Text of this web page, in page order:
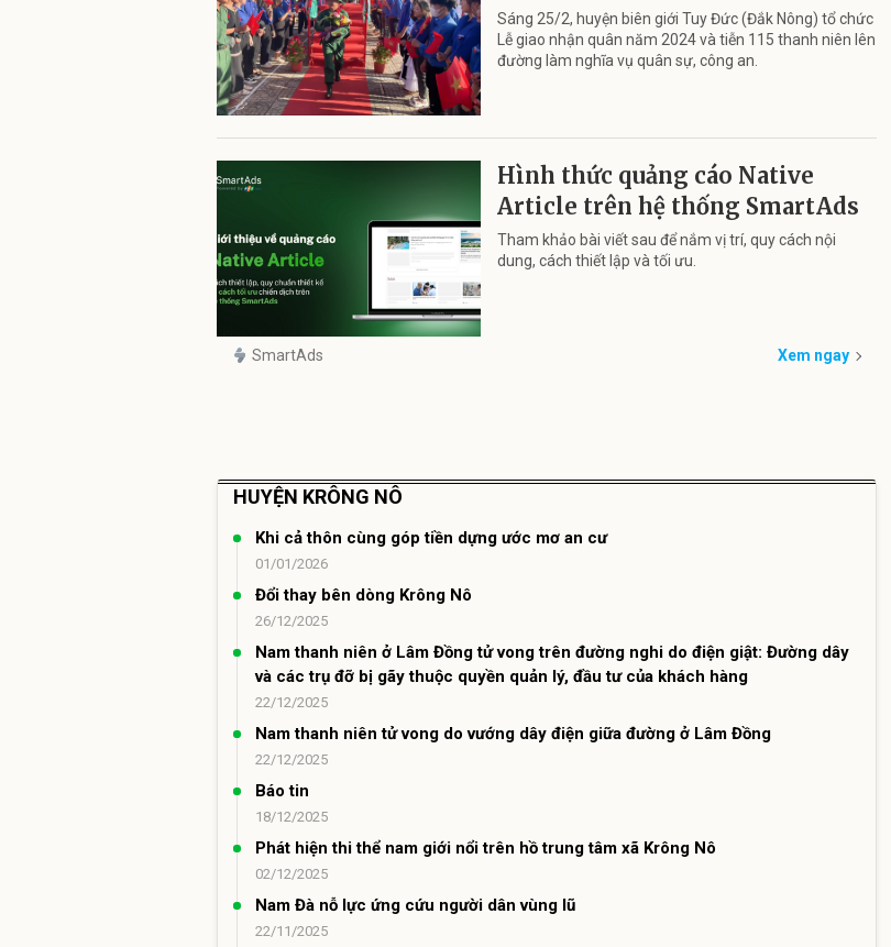
Sáng 25/2, huyện biên giới Tuy Đức (Đắk Nông) tổ chức
Lễ giao nhận quân năm 2024 và tiễn 115 thanh niên lên
đường làm nghĩa vụ quân sự, công an.
Hình thức quảng cáo Native
Article trên hệ thống SmartAds
Tham khảo bài viết sau để nắm vị trí, quy cách nội
dung, cách thiết lập và tối ưu.
SmartAds Xem ngay
HUYỆN KRÔNG NÔ
Khi cả thôn cùng góp tiền dựng ước mơ an cư
01/01/2026
Đổi thay bên dòng Krông Nô
26/12/2025
Nam thanh niên ở Lâm Đồng tử vong trên đường nghi do điện giật: Đường dây
và các trụ đỡ bị gãy thuộc quyền quản lý, đầu tư của khách hàng
22/12/2025
Nam thanh niên tử vong do vướng dây điện giữa đường ở Lâm Đồng
22/12/2025
Báo tin
18/12/2025
Phát hiện thi thể nam giới nổi trên hồ trung tâm xã Krông Nô
02/12/2025
Nam Đà nỗ lực ứng cứu người dân vùng lũ
22/11/2025